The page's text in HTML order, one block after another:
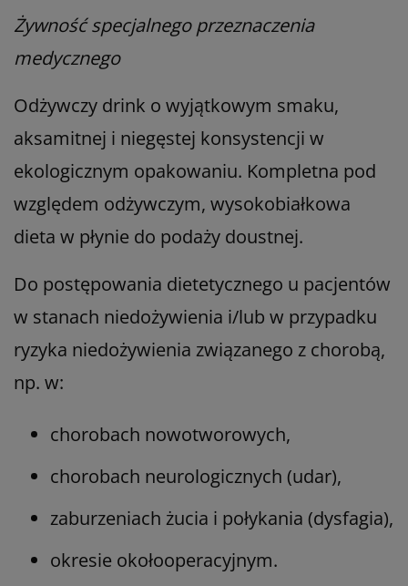
Żywność specjalnego przeznaczenia
medycznego
Odżywczy drink o wyjątkowym smaku,
aksamitnej i niegęstej konsystencji w
ekologicznym opakowaniu. Kompletna pod
względem odżywczym, wysokobiałkowa
dieta w płynie do podaży doustnej.
Do postępowania dietetycznego u pacjentów
w stanach niedożywienia i/lub w przypadku
ryzyka niedożywienia związanego z chorobą,
np. w:
chorobach nowotworowych,
chorobach neurologicznych (udar),
zaburzeniach żucia i połykania (dysfagia),
okresie okołooperacyjnym.